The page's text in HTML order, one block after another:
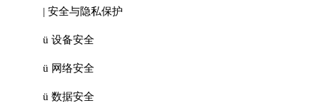
| 安全与隐私保护
ü 设备安全
ü 网络安全
ü 数据安全